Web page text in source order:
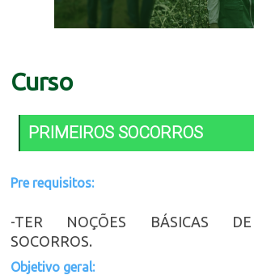
Curso
PRIMEIROS SOCORROS
Pre requisitos:
-TER NOÇÕES BÁSICAS DE
SOCORROS.
Objetivo geral: